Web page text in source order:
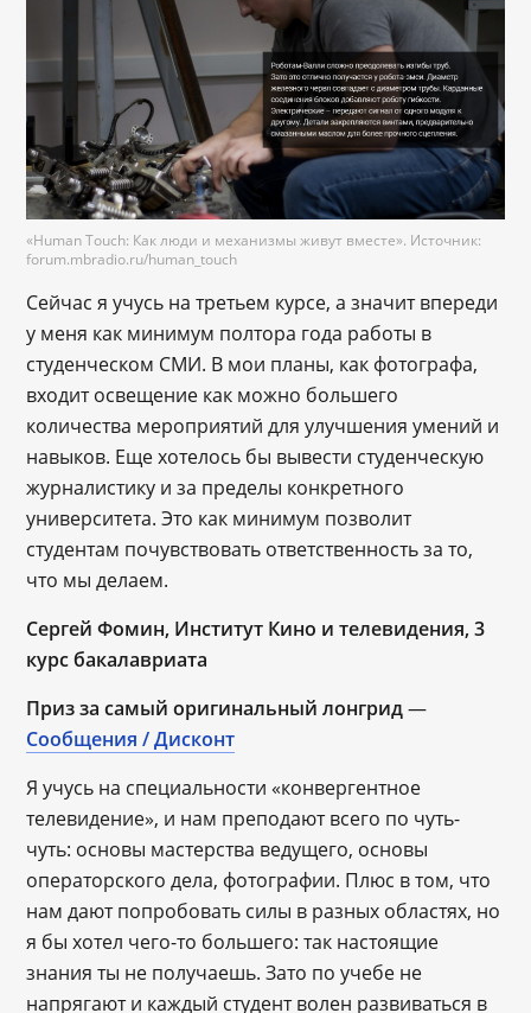
«Human Touch: Как люди и механизмы живут вместе». Источник:
forum.mbradio.ru/human_touch
Сейчас я учусь на третьем курсе, а значит впереди
у меня как минимум полтора года работы в
студенческом СМИ. В мои планы, как фотографа,
входит освещение как можно большего
количества мероприятий для улучшения умений и
навыков. Еще хотелось бы вывести студенческую
журналистику и за пределы конкретного
университета. Это как минимум позволит
студентам почувствовать ответственность за то,
что мы делаем.
Сергей Фомин, Институт Кино и телевидения, 3
курс бакалавриата
Приз за самый оригинальный лонгрид—
Сообщения / Дисконт
Я учусь на специальности «конвергентное
телевидение», и нам преподают всего по чуть-
чуть: основы мастерства ведущего, основы
операторского дела, фотографии. Плюс в том, что
нам дают попробовать силы в разных областях, но
я бы хотел чего-то большего: так настоящие
знания ты не получаешь. Зато по учебе не
напрягают и каждый студент волен развиваться в